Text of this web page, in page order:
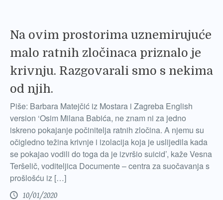
Na ovim prostorima uznemirujuće
malo ratnih zločinaca priznalo je
krivnju. Razgovarali smo s nekima
od njih.
Piše: Barbara Matejčić iz Mostara i Zagreba English
version ‘Osim Milana Babića, ne znam ni za jedno
iskreno pokajanje počinitelja ratnih zločina. A njemu su
očigledno težina krivnje i izolacija koja je uslijedila kada
se pokajao vodili do toga da je izvršio suicid’, kaže Vesna
Teršelič, voditeljica Documente – centra za suočavanja s
prošlošću iz […]
10/01/2020